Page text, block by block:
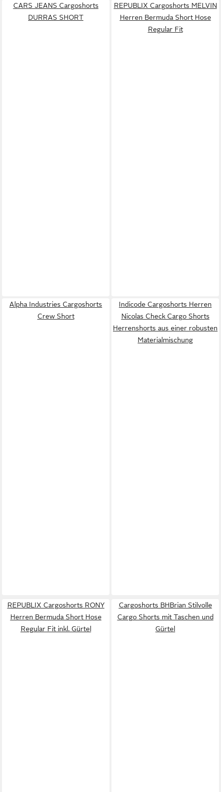
CARS JEANS Cargoshorts
DURRAS SHORT
REPUBLIX Cargoshorts MELVIN
Herren Bermuda Short Hose
Regular Fit
Alpha Industries Cargoshorts
Crew Short
Indicode Cargoshorts Herren
Nicolas Check Cargo Shorts
Herrenshorts aus einer robusten
Materialmischung
REPUBLIX Cargoshorts RONY
Herren Bermuda Short Hose
Regular Fit inkl. Gürtel
Cargoshorts BHBrian Stilvolle
Cargo Shorts mit Taschen und
Gürtel